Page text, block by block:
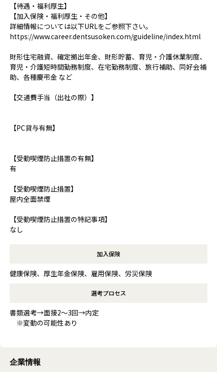
【待遇・福利厚生】
【加入保険・福利厚生・その他】
詳細情報については以下URLをご参照下さい。
https://www.career.dentsusoken.com/guideline/index.html
財形住宅融資、確定拠出年金、財形貯蓄、育児・介護休業制度、
育児・介護短時間勤務制度、在宅勤務制度、旅行補助、同好会補
助、各種慶弔金 など
【交通費手当（出社の際）】
【PC貸与有無】
【受動喫煙防止措置の有無】
有
【受動喫煙防止措置】
屋内全面禁煙
【受動喫煙防止措置の特記事項】
なし
加入保険
健康保険、厚生年金保険、雇用保険、労災保険
選考プロセス
書類選考→面接2～3回→内定
※変動の可能性あり
企業情報